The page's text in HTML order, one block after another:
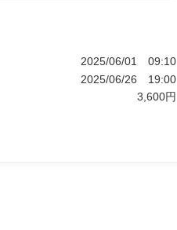
2025/06/01
09:10
2025/06/26
19:00
3,600円